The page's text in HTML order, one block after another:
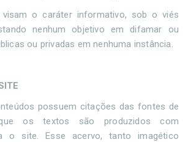
visam o caráter informativo, sob o viés
nenhum objetivo em difamar ou
ou privadas em nenhuma instância.
possuem citações das fontes de
os textos são produzidos com
o site. Esse acervo, tanto imagético